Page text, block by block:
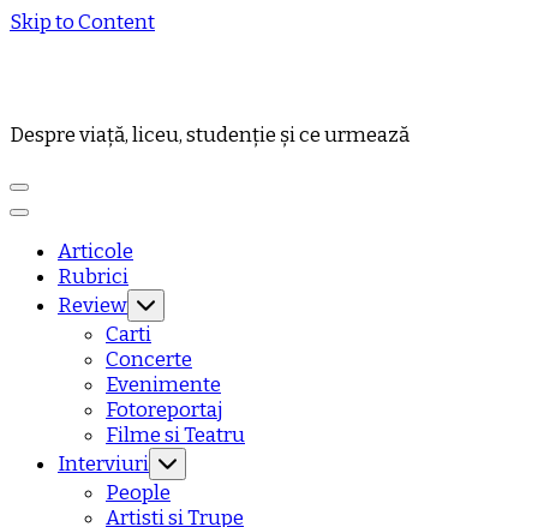
Skip to Content
Despre viață, liceu, studenție și ce urmează
Articole
Rubrici
Review
Carti
Concerte
Evenimente
Fotoreportaj
Filme si Teatru
Interviuri
People
Artisti si Trupe